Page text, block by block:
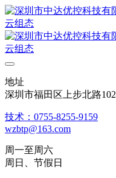
地址
深圳市福田区上步北路
技术：0755-8255-9159
wzbtp@163.com
周一至周六
周日、节假日